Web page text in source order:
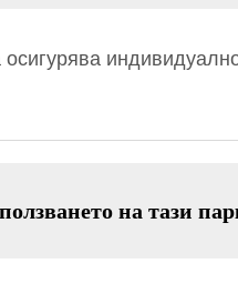
осигурява
на тази